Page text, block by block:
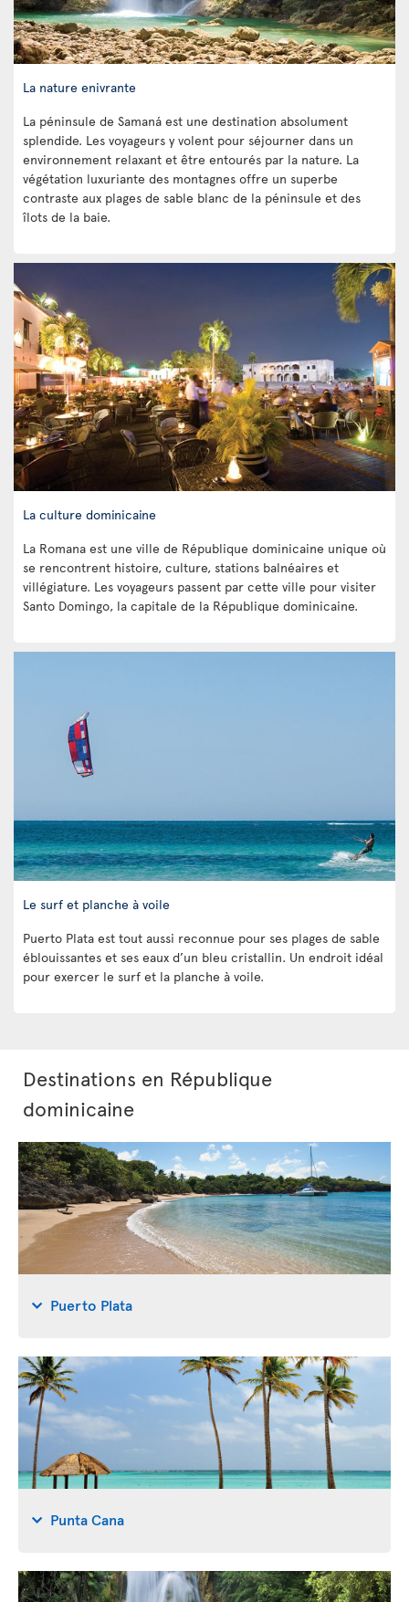
La nature enivrante
La péninsule de Samaná est une destination absolument
splendide. Les voyageurs y volent pour séjourner dans un
environnement relaxant et être entourés par la nature. La
végétation luxuriante des montagnes offre un superbe
contraste aux plages de sable blanc de la péninsule et des
îlots de la baie.
La culture dominicaine
La Romana est une ville de République dominicaine unique où
se rencontrent histoire, culture, stations balnéaires et
villégiature. Les voyageurs passent par cette ville pour visiter
Santo Domingo, la capitale de la République dominicaine.
Le surf et planche à voile
Puerto Plata est tout aussi reconnue pour ses plages de sable
éblouissantes et ses eaux d’un bleu cristallin. Un endroit idéal
pour exercer le surf et la planche à voile.
Destinations en République
dominicaine
Puerto Plata
Punta Cana